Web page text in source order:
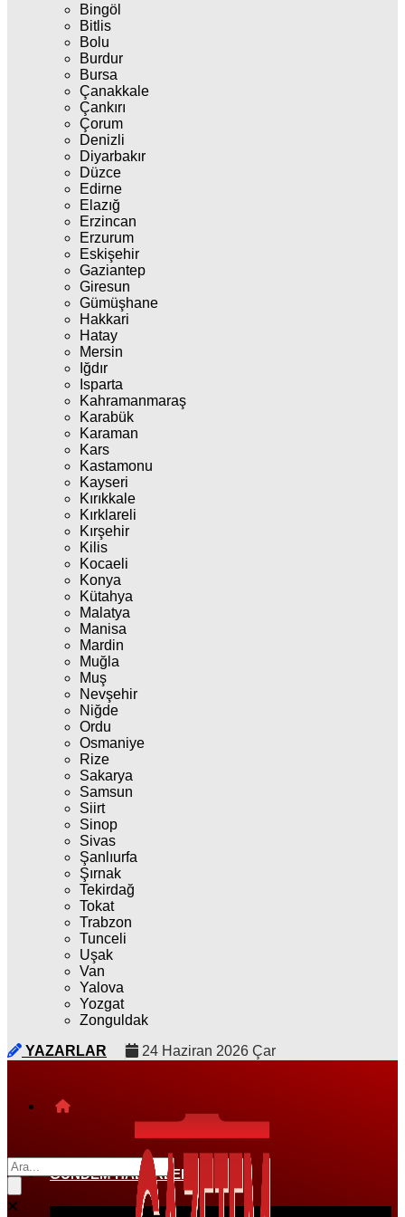
Bingöl
Bitlis
Bolu
Burdur
Bursa
Çanakkale
Çankırı
Çorum
Denizli
Diyarbakır
Düzce
Edirne
Elazığ
Erzincan
Erzurum
Eskişehir
Gaziantep
Giresun
Gümüşhane
Hakkari
Hatay
Mersin
Iğdır
Isparta
Kahramanmaraş
Karabük
Karaman
Kars
Kastamonu
Kayseri
Kırıkkale
Kırklareli
Kırşehir
Kilis
Kocaeli
Konya
Kütahya
Malatya
Manisa
Mardin
Muğla
Muş
Nevşehir
Niğde
Ordu
Osmaniye
Rize
Sakarya
Samsun
Siirt
Sinop
Sivas
Şanlıurfa
Şırnak
Tekirdağ
Tokat
Trabzon
Tunceli
Uşak
Van
Yalova
Yozgat
Zonguldak
YAZARLAR
24 Haziran 2026 Çar
GÜNDEM HABERLERI